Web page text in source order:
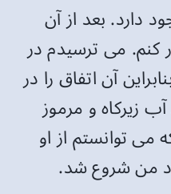
دارد. بعد از آن
می ترسیدم در
آن اتفاق را در
زیرکاه و مرموز
می توانستم از او
من شروع شد.